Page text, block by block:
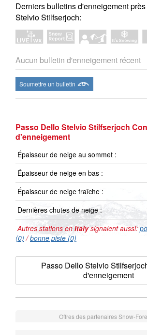
Derniers bulletins d'enneigement
Stelvio Stilfserjoch:
Aucun bulletin d'enneigement récent
Soumettre un bulletin
Passo Dello Stelvio Stilfserjoch
d'enneigement
Épaisseur de neige au sommet :
Épaisseur de neige en bas :
Épaisseur de neige fraîche :
Dernières chutes de neige :
Autres stations enItalysignalent aussi:
(0) /bonne piste (0)
Passo Dello Stelvio
d'enneigement
Offres des partenaires Snow-